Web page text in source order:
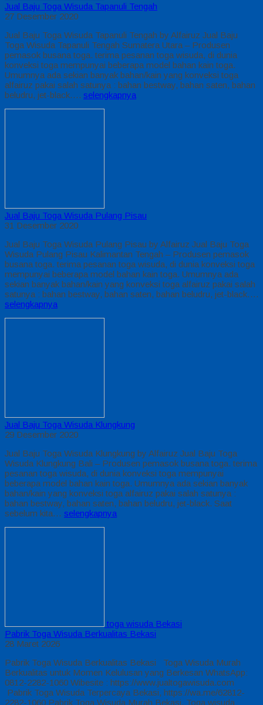
Jual Baju Toga Wisuda Tapanuli Tengah
27 Desember 2020
Jual Baju Toga Wisuda Tapanuli Tengah by Alfairuz Jual Baju
Toga Wisuda Tapanuli Tengah Sumatera Utara – Produsen
pemasok busana toga. terima pesanan toga wisuda, di dunia
konveksi toga mempunyai beberapa model bahan kain toga.
Umumnya ada sekian banyak bahan/kain yang konveksi toga
alfairuz pakai salah satunya : bahan bestway, bahan saten, bahan
beludru, jet-black…. selengkapnya
Jual Baju Toga Wisuda Pulang Pisau
31 Desember 2020
Jual Baju Toga Wisuda Pulang Pisau by Alfairuz Jual Baju Toga
Wisuda Pulang Pisau Kalimantan Tengah – Produsen pemasok
busana toga. terima pesanan toga wisuda, di dunia konveksi toga
mempunyai beberapa model bahan kain toga. Umumnya ada
sekian banyak bahan/kain yang konveksi toga alfairuz pakai salah
satunya : bahan bestway, bahan saten, bahan beludru, jet-black….
selengkapnya
Jual Baju Toga Wisuda Klungkung
29 Desember 2020
Jual Baju Toga Wisuda Klungkung by Alfairuz Jual Baju Toga
Wisuda Klungkung Bali – Produsen pemasok busana toga. terima
pesanan toga wisuda, di dunia konveksi toga mempunyai
beberapa model bahan kain toga. Umumnya ada sekian banyak
bahan/kain yang konveksi toga alfairuz pakai salah satunya :
bahan bestway, bahan saten, bahan beludru, jet-black. Saat
sebelum kita… selengkapnya
toga wisuda Bekasi
Pabrik Toga Wisuda Berkualitas Bekasi
28 Maret 2026
Pabrik Toga Wisuda Berkualitas Bekasi Toga Wisuda Murah
Berkualitas untuk Momen Kelulusan yang Berkesan WhatsApp:
0812-2282-1060 Wibesite : https://www.jualtogawisuda.com
Pabrik Toga Wisuda Terpercaya Bekasi, https://wa.me/62812-
2282-1060 Pabrik Toga Wisuda Murah Bekasi, Toga wisuda